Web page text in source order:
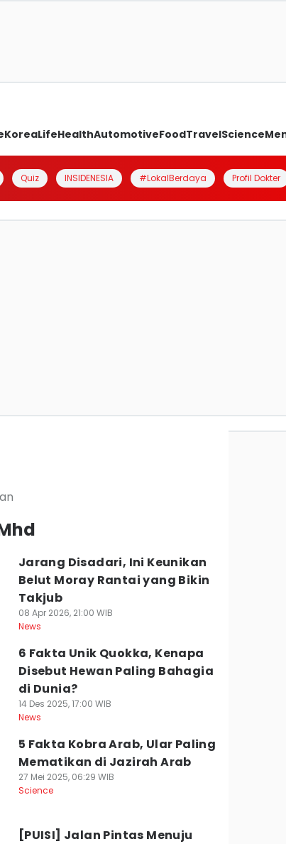
KoreaLifeHealthAutomotiveFoodTravelScience
Quiz INSIDENESIA #LokalBerdaya Profil Dokter
Jarang Disadari, Ini Keunikan
Belut Moray Rantai yang Bikin
Takjub
08 Apr 2026, 21:00 WIB
News
6 Fakta Unik Quokka, Kenapa
Disebut Hewan Paling Bahagia
di Dunia?
14 Des 2025, 17:00 WIB
News
5 Fakta Kobra Arab, Ular Paling
Mematikan di Jazirah Arab
27 Mei 2025, 06:29 WIB
Science
[PUISI] Jalan Pintas Menuju